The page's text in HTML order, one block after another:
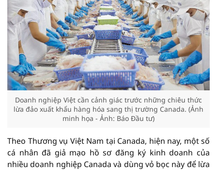
Doanh nghiệp Việt cần cảnh giác trước những chiêu thức
lừa đảo xuất khẩu hàng hóa sang thị trường Canada. (Ảnh
minh họa - Ảnh: Báo Đầu tư)
Theo Thương vụ Việt Nam tại Canada, hiện nay, một số
cá nhân đã giả mạo hồ sơ đăng ký kinh doanh của
nhiều doanh nghiệp Canada và dùng vỏ bọc này để lừa